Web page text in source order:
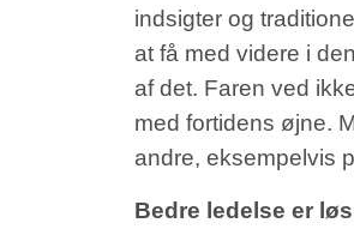
indsigter og
at få med videre i
af det. Faren ved
med fortidens øjne.
andre, eksempelvis
Bedre ledelse er